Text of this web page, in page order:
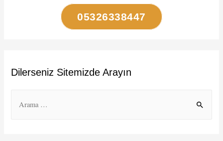
05326338447
Dilerseniz Sitemizde Arayın